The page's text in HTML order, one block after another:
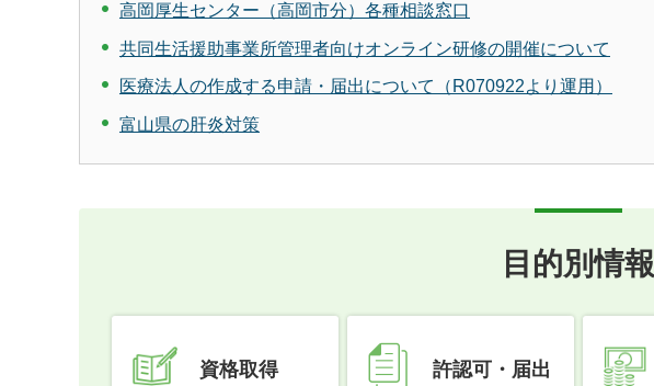
高岡厚生センター（高岡市分）各種相談窓口
共同生活援助事業所管理者向けオンライン研修の開催について
医療法人の作成する申請・届出について（R070922より運用）
富山県の肝炎対策
目的別情報
資格取得 許認可・届出